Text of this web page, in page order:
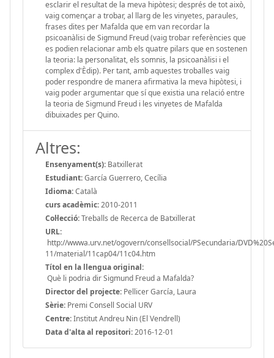
esclarir el resultat de la meva hipòtesi; després de tot això,
vaig començar a trobar, al llarg de les vinyetes, paraules,
frases dites per Mafalda que em van recordar la
psicoanàlisi de Sigmund Freud (vaig trobar referències que
es podien relacionar amb els quatre pilars que en sostenen
la teoria: la personalitat, els somnis, la psicoanàlisi i el
complex d'Èdip). Per tant, amb aquestes troballes vaig
poder respondre de manera afirmativa la meva hipòtesi, i
vaig poder argumentar que sí que existia una relació entre
la teoria de Sigmund Freud i les vinyetes de Mafalda
dibuixades per Quino.
Altres:
Ensenyament(s): Batxillerat
Estudiant:García Guerrero, Cecília
Idioma:Català
curs acadèmic:2010-2011
Col·lecció:Treballs de Recerca de Batxillerat
URL:
http://wwwa.urv.net/ogovern/consellsocial/PSecundaria/
11/material/11cap04/11c04.htm
Títol en la llengua original:
Què li podria dir Sigmund Freud a Mafalda?
Director del projecte: Pellicer García, Laura
Sèrie: Premi Consell Social URV
Centre:Institut Andreu Nin (El Vendrell)
Data d'alta al repositori:2016-12-01